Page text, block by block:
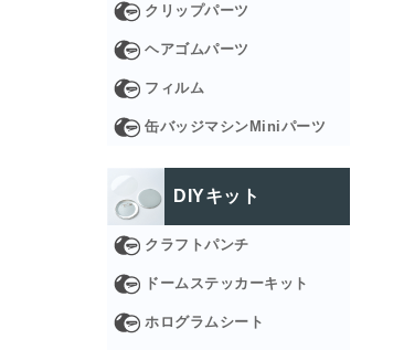
クリップパーツ
ヘアゴムパーツ
フィルム
缶バッジマシンMiniパーツ
DIYキット
クラフトパンチ
ドームステッカーキット
ホログラムシート